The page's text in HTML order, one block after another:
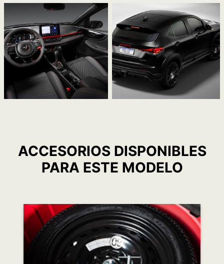
ACCESORIOS DISPONIBLES
PARA ESTE MODELO